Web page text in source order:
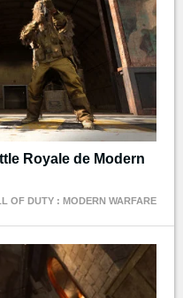
Royale de Modern
OF DUTY : MODERN WARFARE